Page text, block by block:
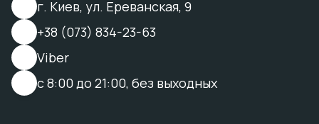
г. Киев, ул. Ереванская, 9
+38 (073) 834-23-63
Viber
с 8:00 до 21:00, без выходных